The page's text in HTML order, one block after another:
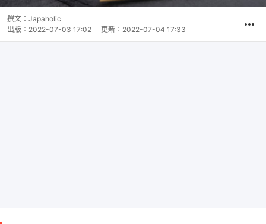
撰文： Japaholic
出版： 2022-07-03 17:02 更新： 2022-07-04 17:33